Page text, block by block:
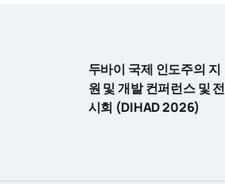
두바이 국제 인도주의 지
원 및 개발 컨퍼런스 및 전
시회 (DIHAD 2026)